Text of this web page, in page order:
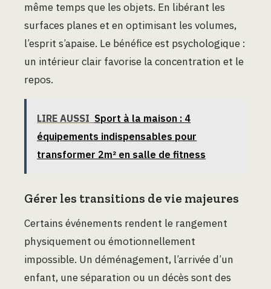
même temps que les objets. En libérant les
surfaces planes et en optimisant les volumes,
l’esprit s’apaise. Le bénéfice est psychologique :
un intérieur clair favorise la concentration et le
repos.
LIRE AUSSI Sport à la maison : 4
équipements indispensables pour
transformer 2m² en salle de fitness
Gérer les transitions de vie majeures
Certains événements rendent le rangement
physiquement ou émotionnellement
impossible. Un déménagement, l’arrivée d’un
enfant, une séparation ou un décès sont des